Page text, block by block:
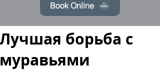
Book Online
Лучшая борьба с
муравьями